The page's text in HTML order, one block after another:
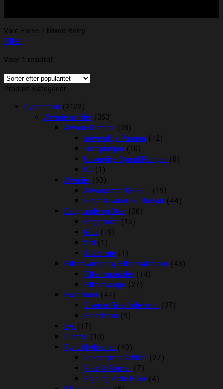
Vare Farve / Mixed Berry
Filter
Viser 1 resultat
Produkt Kategorier
Dyrecenter (2122)
Akvarie artikler (353)
Akvarie Pumper (28)
Indvendige Pumper (12)
Luft pumper (10)
Udvendige Spand Pumper (5)
UV (1)
Akvarier (63)
Akvariesæt 10-260 L (19)
Biorb Akvarier & Tilbehør (44)
Baggrunde og Sten (36)
Baggrunde (15)
Grus (19)
Soil (1)
Substrate (1)
Filtersvampe og Filtermaterialer (43)
Filtermaterialer (14)
Filtersvampe (27)
Fiskefoder (47)
Diverse Fiskefoder mm (37)
Frostfoder (9)
Lys (17)
Planter (10)
Pynt til Akvariet (40)
Dekorations Artikler (27)
Plastik Planter (7)
Reje og Malle Huler (4)